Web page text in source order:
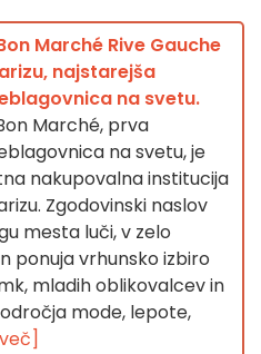
Marché Rive Gauche
najstarejša
na svetu.
Marché, prva
na svetu, je
nakupovalna institucija
Zgodovinski naslov
mesta luči, v zelo
ponuja vrhunsko izbiro
mladih oblikovalcev in
mode, lepote,